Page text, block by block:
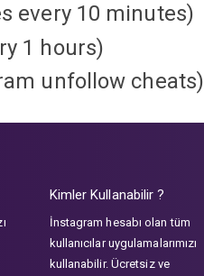
every 10 minutes)
1 hours)
unfollow cheats)
Kimler Kullanabilir ?
İnstagram hesabı olan tüm
kullanıcılar uygulamalarımızı
kullanabilir. Ücretsiz ve